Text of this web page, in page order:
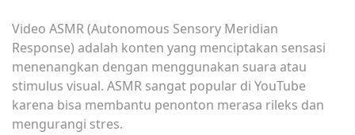
Video ASMR (Autonomous Sensory Meridian
Response) adalah konten yang menciptakan sensasi
menenangkan dengan menggunakan suara atau
stimulus visual. ASMR sangat popular di YouTube
karena bisa membantu penonton merasa rileks dan
mengurangi stres.